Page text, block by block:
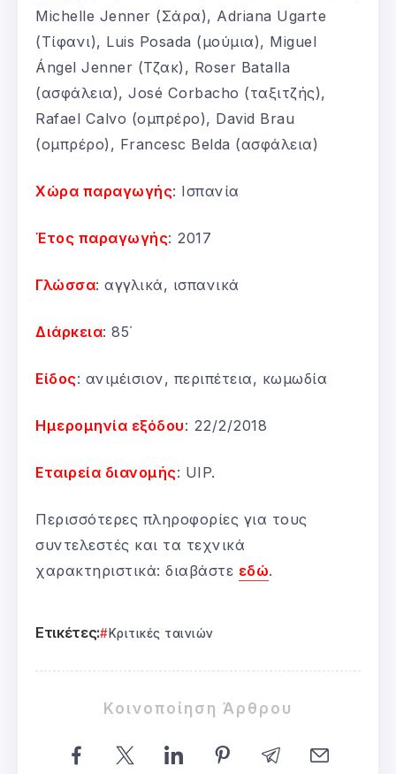
Michelle Jenner (Σάρα), Adriana Ugarte
(Τίφανι), Luis Posada (μούμια), Miguel
Ángel Jenner (Τζακ), Roser Batalla
(ασφάλεια), José Corbacho (ταξιτζής),
Rafael Calvo (ομπρέρο), David Brau
(ομπρέρο), Francesc Belda (ασφάλεια)
Χώρα παραγωγής: Ισπανία
Έτος παραγωγής: 2017
Γλώσσα: αγγλικά, ισπανικά
Διάρκεια: 85΄
Είδος: ανιμέισιον, περιπέτεια, κωμωδία
Ημερομηνία εξόδου: 22/2/2018
Εταιρεία διανομής: UIP.
Περισσότερες πληροφορίες για τους
συντελεστές και τα τεχνικά
χαρακτηριστικά: διαβάστε εδώ.
Ετικέτες: Κριτικές ταινιών
Κοινοποίηση Άρθρου